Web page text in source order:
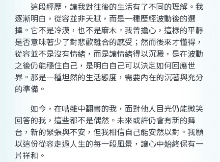
這段經歷，讓我對往後的生活有了不同的理解。我
逐漸明白，從容並非天賦，而是一種歷經波動後的選
擇。它不是冷漠，也不是麻木。我曾擔心，這樣的平靜
是否意味著少了對悲歡離合的感受；然而後來才懂得，
從容並不是沒有情緒，而是讓情緒得以沉澱，是在波動
之後仍能穩住自己，是明白自己可以決定如何回應世
界。那是一種坦然的生活態度，需要內在的沉著與充分
的準備。
如今，在嘈雜中翻書的我，面對他人目光仍能微笑
回答的我，這些都不是偶然。未來或許仍會有新的舞
台，新的緊張與不安，但我相信自己能安然以對。我願
以這份從容走過人生的每一段風景，讓心中始終保有一
片祥和。